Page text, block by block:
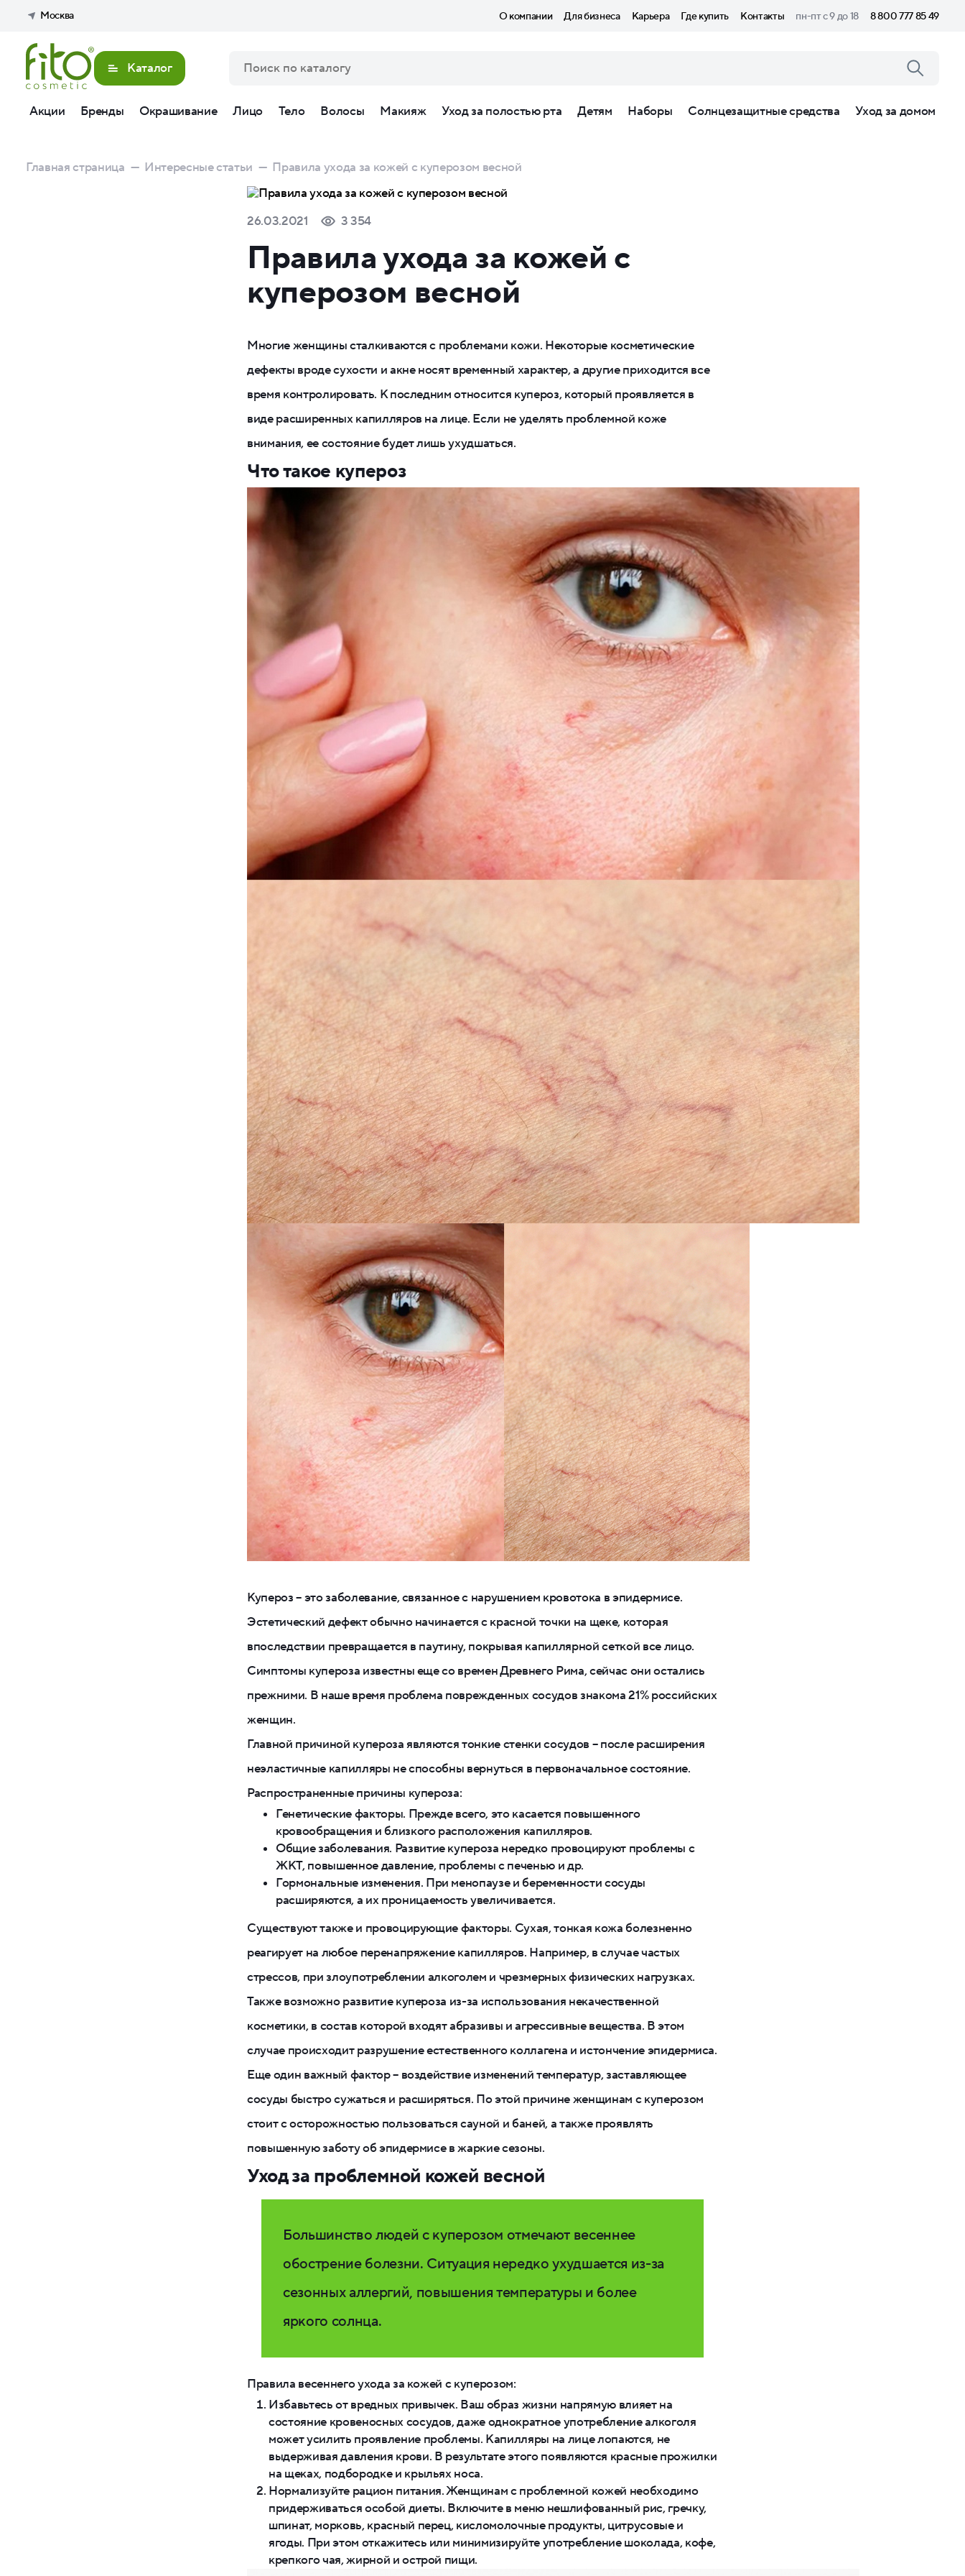
Москва О компании Для бизнеса Карьера Где купить Контакты пн-пт с 9 до 18 8 800 777 85 49
Каталог
Акции Бренды Окрашивание Лицо Тело Волосы Макияж Уход за полостью рта Детям Наборы Солнцезащитные средства Уход за домом
Главная страница — Интересные статьи — Правила ухода за кожей с куперозом весной
26.03.2021 3 354
Правила ухода за кожей с
куперозом весной
Многие женщины сталкиваются с проблемами кожи. Некоторые косметические
дефекты вроде сухости и акне носят временный характер, а другие приходится все
время контролировать. К последним относится купероз, который проявляется в
виде расширенных капилляров на лице. Если не уделять проблемной коже
внимания, ее состояние будет лишь ухудшаться.
Что такое купероз
Купероз – это заболевание, связанное с нарушением кровотока в эпидермисе.
Эстетический дефект обычно начинается с красной точки на щеке, которая
впоследствии превращается в паутину, покрывая капиллярной сеткой все лицо.
Симптомы купероза известны еще со времен Древнего Рима, сейчас они остались
прежними. В наше время проблема поврежденных сосудов знакома 21% российских
женщин.
Главной причиной купероза являются тонкие стенки сосудов – после расширения
неэластичные капилляры не способны вернуться в первоначальное состояние.
Распространенные причины купероза:
Генетические факторы. Прежде всего, это касается повышенного
кровообращения и близкого расположения капилляров.
Общие заболевания. Развитие купероза нередко провоцируют проблемы с
ЖКТ, повышенное давление, проблемы с печенью и др.
Гормональные изменения. При менопаузе и беременности сосуды
расширяются, а их проницаемость увеличивается.
Существуют также и провоцирующие факторы. Сухая, тонкая кожа болезненно
реагирует на любое перенапряжение капилляров. Например, в случае частых
стрессов, при злоупотреблении алкоголем и чрезмерных физических нагрузках.
Также возможно развитие купероза из-за использования некачественной
косметики, в состав которой входят абразивы и агрессивные вещества. В этом
случае происходит разрушение естественного коллагена и истончение эпидермиса.
Еще один важный фактор – воздействие изменений температур, заставляющее
сосуды быстро сужаться и расширяться. По этой причине женщинам с куперозом
стоит с осторожностью пользоваться сауной и баней, а также проявлять
повышенную заботу об эпидермисе в жаркие сезоны.
Уход за проблемной кожей весной
Большинство людей с куперозом отмечают весеннее
обострение болезни. Ситуация нередко ухудшается из-за
сезонных аллергий, повышения температуры и более
яркого солнца.
Правила весеннего ухода за кожей с куперозом:
Избавьтесь от вредных привычек. Ваш образ жизни напрямую влияет на
состояние кровеносных сосудов, даже однократное употребление алкоголя
может усилить проявление проблемы. Капилляры на лице лопаются, не
выдерживая давления крови. В результате этого появляются красные прожилки
на щеках, подбородке и крыльях носа.
Нормализуйте рацион питания. Женщинам с проблемной кожей необходимо
придерживаться особой диеты. Включите в меню нешлифованный рис, гречку,
шпинат, морковь, красный перец, кисломолочные продукты, цитрусовые и
ягоды. При этом откажитесь или минимизируйте употребление шоколада, кофе,
крепкого чая, жирной и острой пищи.